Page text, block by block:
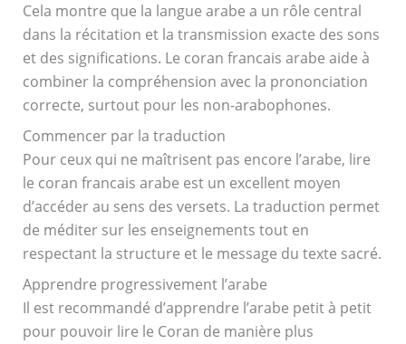
Cela montre que la langue arabe a un rôle central
dans la récitation et la transmission exacte des sons
et des significations. Le coran francais arabe aide à
combiner la compréhension avec la prononciation
correcte, surtout pour les non-arabophones.
Commencer par la traduction
Pour ceux qui ne maîtrisent pas encore l’arabe, lire
le coran francais arabe est un excellent moyen
d’accéder au sens des versets. La traduction permet
de méditer sur les enseignements tout en
respectant la structure et le message du texte sacré.
Apprendre progressivement l’arabe
Il est recommandé d’apprendre l’arabe petit à petit
pour pouvoir lire le Coran de manière plus